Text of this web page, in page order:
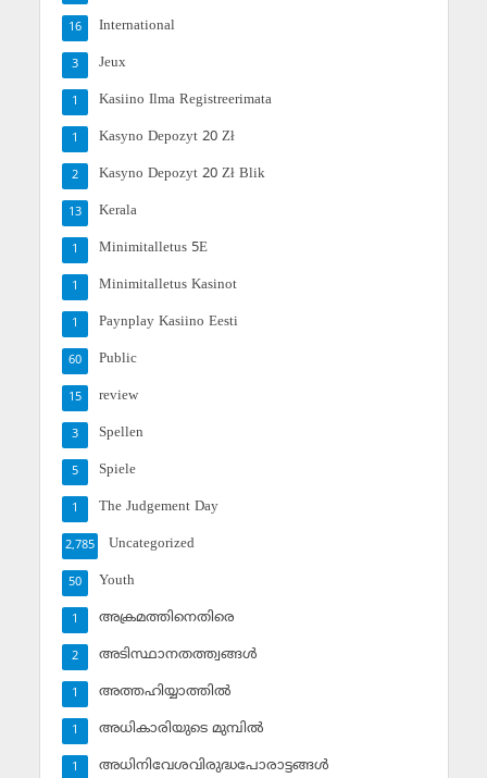
International
16
Jeux
3
Kasiino Ilma Registreerimata
1
Kasyno Depozyt 20 Zł
1
Kasyno Depozyt 20 Zł Blik
2
Kerala
13
Minimitalletus 5E
1
Minimitalletus Kasinot
1
Paynplay Kasiino Eesti
1
Public
60
review
15
Spellen
3
Spiele
5
The Judgement Day
1
Uncategorized
2,785
Youth
50
അക്രമത്തിനെതിരെ
1
അടിസ്ഥാനതത്ത്വങ്ങള്‍
2
അത്തഹിയ്യാത്തില്‍
1
അധികാരിയുടെ മുമ്പില്‍
1
അധിനിവേശവിരുദ്ധപോരാട്ടങ്ങള്‍
1